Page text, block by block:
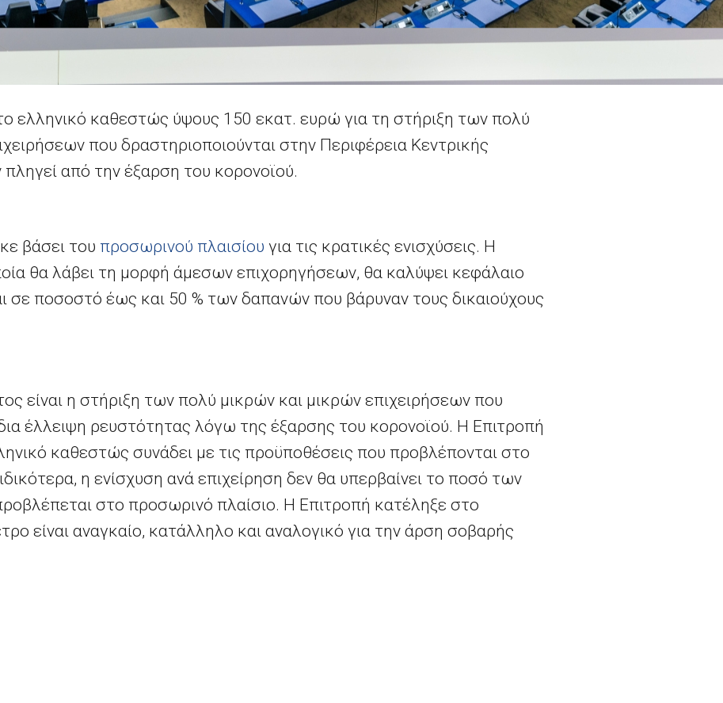
ελληνικό καθεστώς ύψους 150 εκατ. ευρώ για τη στήριξη των πολύ
που δραστηριοποιούνται στην Περιφέρεια Κεντρικής
από την έξαρση του κορονοϊού.
βάσει του προσωρινού πλαισίου για τις κρατικές ενισχύσεις. Η
θα λάβει τη μορφή άμεσων επιχορηγήσεων, θα καλύψει κεφάλαιο
σε ποσοστό έως και 50 % των δαπανών που βάρυναν τους δικαιούχους
είναι η στήριξη των πολύ μικρών και μικρών επιχειρήσεων που
έλλειψη ρευστότητας λόγω της έξαρσης του κορονοϊού. Η Επιτροπή
καθεστώς συνάδει με τις προϋποθέσεις που προβλέπονται στο
η ενίσχυση ανά επιχείρηση δεν θα υπερβαίνει το ποσό των
στο προσωρινό πλαίσιο. Η Επιτροπή κατέληξε στο
είναι αναγκαίο, κατάλληλο και αναλογικό για την άρση σοβαρής